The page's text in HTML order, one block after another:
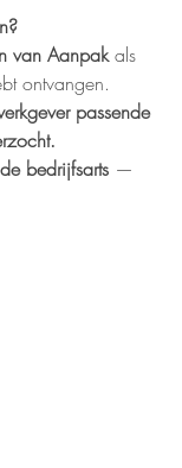
van Aanpak als
ontvangen.
passende
bedrijfsarts —